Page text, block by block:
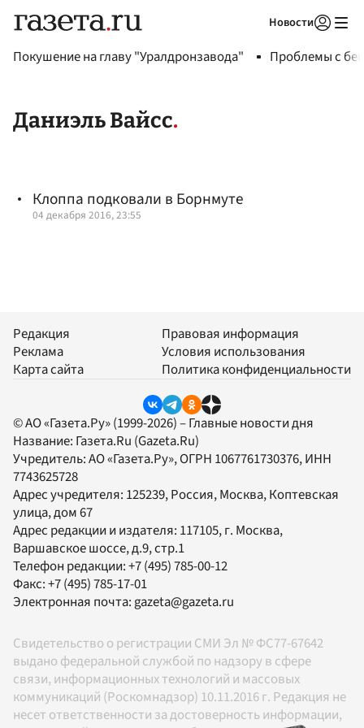
Новости
Покушение на главу "Уралдронзавода" Проблемы с
Даниэль Вайсс
Клоппа подковали в Борнмуте
04 декабря 2016, 23:55
Редакция
Реклама
Карта сайта
Правовая информация
Условия использования
Политика конфиденциальности
© АО «Газета.Ру» (1999-2026) – Главные новости дня
Название: Газета.Ru (Gazeta.Ru)
Учредитель:АО «Газета.Ру», ОГРН 1067761730376, ИНН
7743625728
Адрес учредителя: 125239, Россия, Москва, Коптевская
улица, дом 67
Адрес редакции и издателя: 117105, г. Москва,
Варшавское шоссе, д.9, стр.1
Телефон редакции:+7 (495) 785-00-12
Факс:+7 (495) 785-17-01
Электронная почта:gazeta@gazeta.ru
Свидетельство о регистрации СМИ Эл № ФС77-67642
выдано федеральной службой по надзору в сфере
связи, информационных технологий и массовых
коммуникаций (Роскомнадзор) 10.11.2016 г. Редакция не
несет ответственности за достоверность информации,